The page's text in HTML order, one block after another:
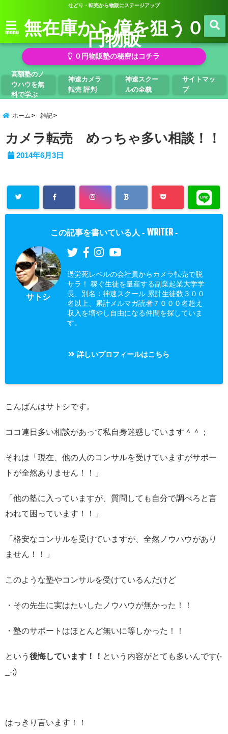
せどり・転売から物販にステージアップ
menu 無在庫から億を狙う０
円物販
０円物販塾の秘密はコチラ
高額塾のノ
ウハウを無
料で学ぶ
神速カメラ
転売 評判
神速スクー
ルの全貌
サイトマッ
プ
ホーム 雑記
カメラ転売 めっちゃ多い相談！！
2014年6月3日
この記事を書いている人 - WRITER -
サトシ
過労死レベルの会社員からカメラ転売で脱
サラ！ 稼ぐ生徒を量産する副業起業大学学
長、別名：神速スクール 累計生徒数３００
名以上、累計メルマガ読者７０００名超え
収入を増やし自由になる仲間を探していま
す。
詳しいプロフィールはこちら
こんばんはサトシです。
ココ連日多い相談があって私自身迷惑しています＾＾；
それは「現在、他の人のコンサルを受けていますがサポー
トが全然ありません！！」
「他の塾に入っていますが、質問しても自分で調べろと言
われて困っています！！」
「格安なコンサルを受けていますが、全然ノウハウがあり
ません！！」
このような塾やコンサルを受けているんだけど
・その先生に実はたいしたノウハウが無かった！！
・塾のサポートはほとんど無いに等しかった！！
という 後悔しています！！ という内容がとても多いんです(-
_-;)
はっきり言います！！